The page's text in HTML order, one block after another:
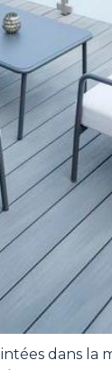
dans la